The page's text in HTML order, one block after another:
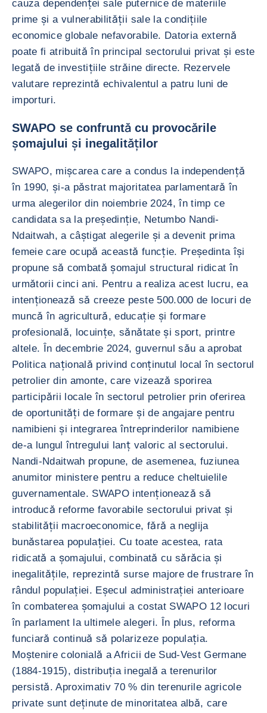
cauza dependenței sale puternice de materiile
prime și a vulnerabilității sale la condițiile
economice globale nefavorabile. Datoria externă
poate fi atribuită în principal sectorului privat și este
legată de investițiile străine directe. Rezervele
valutare reprezintă echivalentul a patru luni de
importuri.
SWAPO se confruntă cu provocările
șomajului și inegalităților
SWAPO, mișcarea care a condus la independență
în 1990, și-a păstrat majoritatea parlamentară în
urma alegerilor din noiembrie 2024, în timp ce
candidata sa la președinție, Netumbo Nandi-
Ndaitwah, a câștigat alegerile și a devenit prima
femeie care ocupă această funcție. Președinta își
propune să combată șomajul structural ridicat în
următorii cinci ani. Pentru a realiza acest lucru, ea
intenționează să creeze peste 500.000 de locuri de
muncă în agricultură, educație și formare
profesională, locuințe, sănătate și sport, printre
altele. În decembrie 2024, guvernul său a aprobat
Politica națională privind conținutul local în sectorul
petrolier din amonte, care vizează sporirea
participării locale în sectorul petrolier prin oferirea
de oportunități de formare și de angajare pentru
namibieni și integrarea întreprinderilor namibiene
de-a lungul întregului lanț valoric al sectorului.
Nandi-Ndaitwah propune, de asemenea, fuziunea
anumitor ministere pentru a reduce cheltuielile
guvernamentale. SWAPO intenționează să
introducă reforme favorabile sectorului privat și
stabilității macroeconomice, fără a neglija
bunăstarea populației. Cu toate acestea, rata
ridicată a șomajului, combinată cu sărăcia și
inegalitățile, reprezintă surse majore de frustrare în
rândul populației. Eșecul administrației anterioare
în combaterea șomajului a costat SWAPO 12 locuri
în parlament la ultimele alegeri. În plus, reforma
funciară continuă să polarizeze populația.
Moștenire colonială a Africii de Sud-Vest Germane
(1884-1915), distribuția inegală a terenurilor
persistă. Aproximativ 70 % din terenurile agricole
private sunt deținute de minoritatea albă, care